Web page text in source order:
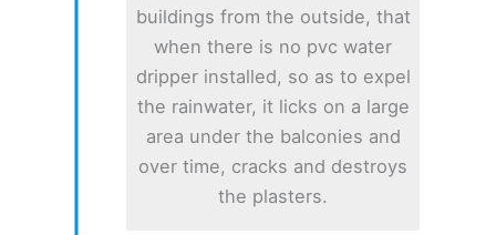
buildings from the outside, that
when there is no pvc water
dripper installed, so as to expel
the rainwater, it licks on a large
area under the balconies and
over time, cracks and destroys
the plasters.